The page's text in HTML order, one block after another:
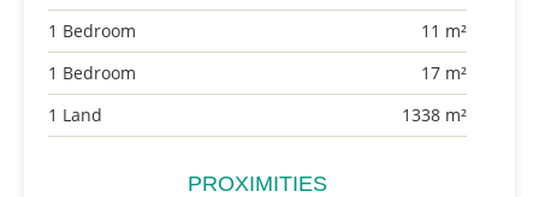
1 Bedroom
11 m²
1 Bedroom
17 m²
1 Land
1338 m²
PROXIMITIES